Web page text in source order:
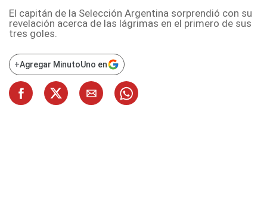
El capitán de la Selección Argentina sorprendió con su
revelación acerca de las lágrimas en el primero de sus
tres goles.
+Agregar MinutoUno en